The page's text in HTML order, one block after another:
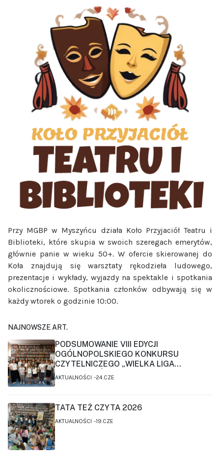
Przy MGBP w Myszyńcu działa Koło Przyjaciół Teatru i
Biblioteki, które skupia w swoich szeregach emerytów,
głównie panie w wieku 50+. W ofercie skierowanej do
Koła znajdują się warsztaty rękodzieła ludowego,
prezentacje i wykłady, wyjazdy na spektakle i spotkania
okolicznościowe. Spotkania członków odbywają się w
każdy wtorek o godzinie 10:00.
NAJNOWSZE ART.
PODSUMOWANIE VIII EDYCJI
OGÓLNOPOLSKIEGO KONKURSU
CZYTELNICZEGO „WIELKA LIGA
CZYTELNIKÓW”
AKTUALNOŚCI 24.CZE
TATA TEŻ CZYTA 2026
AKTUALNOŚCI 19.CZE